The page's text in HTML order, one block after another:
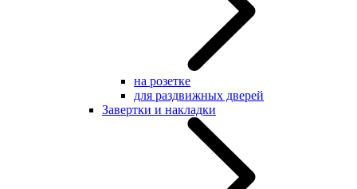
на розетке
для раздвижных дверей
Завертки и накладки